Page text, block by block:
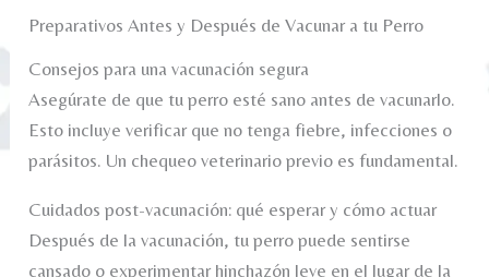
Preparativos Antes y Después de Vacunar a tu Perro
Consejos para una vacunación segura
Asegúrate de que tu perro esté sano antes de vacunarlo.
Esto incluye verificar que no tenga fiebre, infecciones o
parásitos. Un chequeo veterinario previo es fundamental.
Cuidados post-vacunación: qué esperar y cómo actuar
Después de la vacunación, tu perro puede sentirse
cansado o experimentar hinchazón leve en el lugar de la